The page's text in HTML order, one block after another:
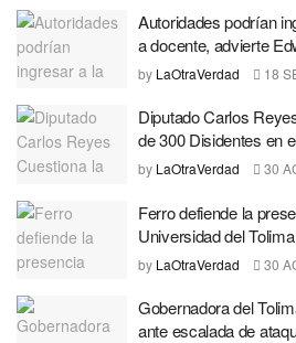
Autoridades podrían
a docente, advierte
by LaOtraVerdad 18
Diputado Carlos
de 300 Disidentes en
by LaOtraVerdad 30
Ferro defiende la
Universidad del
by LaOtraVerdad 30
Gobernadora del
ante escalada de